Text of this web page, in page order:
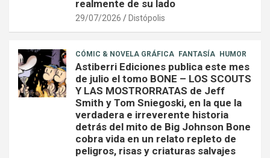
realmente de su lado
29/07/2026 Distópolis
CÓMIC & NOVELA GRÁFICA FANTASÍA HUMOR
Astiberri Ediciones publica este mes
de julio el tomo BONE – LOS SCOUTS
Y LAS MOSTRORRATAS de Jeff
Smith y Tom Sniegoski, en la que la
verdadera e irreverente historia
detrás del mito de Big Johnson Bone
cobra vida en un relato repleto de
peligros, risas y criaturas salvajes